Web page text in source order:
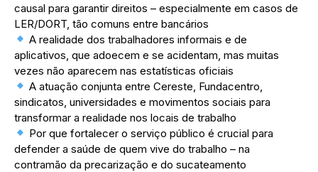
causal para garantir direitos – especialmente em casos de
LER/DORT, tão comuns entre bancários
A realidade dos trabalhadores informais e de
aplicativos, que adoecem e se acidentam, mas muitas
vezes não aparecem nas estatísticas oficiais
A atuação conjunta entre Cereste, Fundacentro,
sindicatos, universidades e movimentos sociais para
transformar a realidade nos locais de trabalho
Por que fortalecer o serviço público é crucial para
defender a saúde de quem vive do trabalho – na
contramão da precarização e do sucateamento